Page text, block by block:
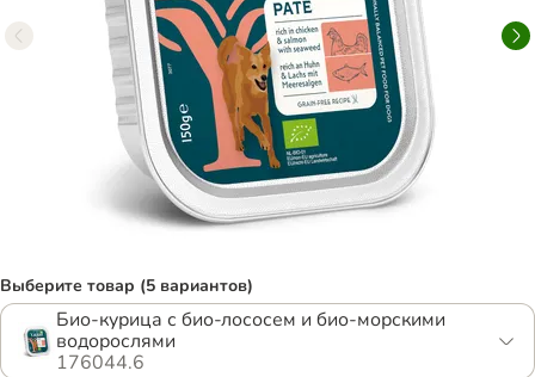
Выберите товар (5 вариантов)
Био-курица с био-лососем и био-морскими
водорослями
176044.6